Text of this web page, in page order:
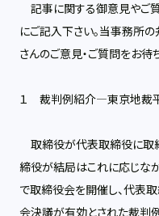
記事に関する御意見やご質
にご記入下さい。当事務所
さんのご意見・ご質問をお待
１ 裁判例紹介―東京地裁
取締役が代表取締役に取
締役が結局はこれに応じな
で取締役会を開催し、代表
会決議が有効とされた裁判